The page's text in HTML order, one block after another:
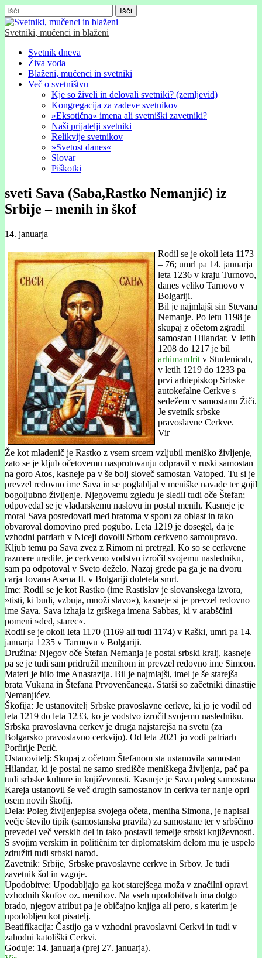
Išči:
Svetniki, mučenci in blaženi
Glavni
meni
Skip
content
Svetnik dneva
Živa voda
Blaženi, mučenci in svetniki
Več o svetništvu
Kje so živeli in delovali svetniki? (zemljevid)
Kongregacija za zadeve svetnikov
»Eksotična« imena ali svetniški zavetniki?
Naši prijatelji svetniki
Relikvije svetnikov
»Svetost danes«
Slovar
Piškotki
sveti Sava (Saba,Rastko Nemanjić) iz
Srbije – menih in škof
14. januarja
Rodil se je okoli leta 1173
– 76; umrl pa 14. januarja
leta 1236 v kraju Turnovo,
danes veliko Tarnovo v
Bolgariji.
Bil je najmlajši sin Stevana
Nemanje. Po letu 1198 je
skupaj z očetom zgradil
samostan Hilandar. V letih
1208 do 1217 je bil
arhimandrit v Studenicah,
v letih 1219 do 1233 pa
prvi arhiepiskop Srbske
autokefalne Cerkve s
sedežem v samostanu Žiči.
Je svetnik srbske
pravoslavne Cerkve.
Vir
Že kot mladenič je Rastko z vsem srcem vzljubil meniško življenje,
zato se je kljub očetovemu nasprotovanju odpravil v ruski samostan
na goro Atos, kasneje pa v še bolj sloveč samostan Vatoped. Tu si je
prevzel redovno ime Sava in se poglabljal v meniške navade ter gojil
bogoljubno življenje. Njegovemu zgledu je sledil tudi oče Štefan;
odpovedal se je vladarskemu naslovu in postal menih. Kasneje je
moral Sava posredovati med bratoma v sporu za oblast in tako
obvaroval domovino pred pogubo. Leta 1219 je dosegel, da je
vzhodni patriarh v Niceji dovolil Srbom cerkveno samoupravo.
Kljub temu pa Sava zvez z Rimom ni pretrgal. Ko so se cerkvene
razmere uredile, je cerkveno vodstvo izročil svojemu nasledniku,
sam pa odpotoval v Sveto deželo. Nazaj grede pa ga je na dvoru
carja Jovana Asena II. v Bolgariji doletela smrt.
Ime: Rodil se je kot Rastko (ime Rastislav je slovanskega izvora,
»tisti, ki budi, vzbuja, množi slavo«), kasneje si je prevzel redovno
ime Sava. Sava izhaja iz grškega imena Sabbas, ki v arabščini
pomeni »ded, starec«.
Rodil se je okoli leta 1170 (1169 ali tudi 1174) v Raški, umrl pa 14.
januarja 1235 v Tarmovu v Bolgariji.
Družina: Njegov oče Štefan Nemanja je postal srbski kralj, kasneje
pa se je tudi sam pridružil menihom in prevzel redovno ime Simeon.
Materi je bilo ime Anastazija. Bil je najmlajši, imel je še starejša
brata Vukana in Štefana Prvovenčanega. Starši so začetniki dinastije
Nemanjićev.
Škofija: Je ustanovitelj Srbske pravoslavne cerkve, ki jo je vodil od
leta 1219 do leta 1233, ko je vodstvo izročil svojemu nasledniku.
Srbska pravoslavna cerkev je druga najstarejša na svetu (za
Bolgarsko pravoslavno cerkvijo). Od leta 2021 jo vodi patriarh
Porfirije Perić.
Ustanovitelj: Skupaj z očetom Štefanom sta ustanovila samostan
Hilandar, ki je postal ne samo središče meniškega življenja, pač pa
tudi srbske kulture in književnosti. Kasneje je Sava poleg samostana
Kareja ustanovil še več drugih samostanov in cerkva ter nanje oprl
osem novih škofij.
Dela: Poleg življenjepisa svojega očeta, meniha Simona, je napisal
večje število tipik (samostanska pravila) za samostane ter v srbščino
prevedel več verskih del in tako postavil temelje srbski književnosti.
S svojim verskim in političnim ter diplomatskim delom mu je uspelo
združiti tudi srbski narod.
Zavetnik: Srbije, Srbske pravoslavne cerkve in Srbov. Je tudi
zavetnik šol in vzgoje.
Upodobitve: Upodabljajo ga kot starejšega moža v značilni opravi
vzhodnih škofov oz. menihov. Na vseh upodobitvah ima dolgo
brado, njegov atribut pa je običajno knjiga ali pero, s katerim je
upodobljen kot pisatelj.
Beatifikacija: Častijo ga v vzhodni pravoslavni Cerkvi in tudi v
zahodni katoliški Cerkvi.
Goduje: 14. januarja (prej 27. januarja).